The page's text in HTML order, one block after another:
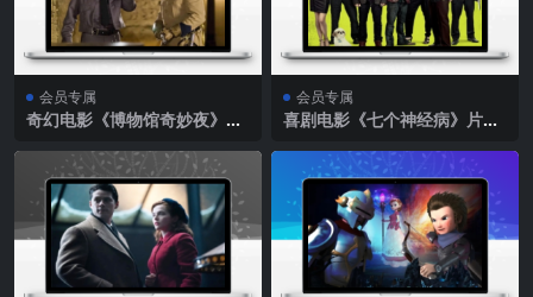
会员专属
奇幻电影《博物馆奇妙夜》片
会员专属
喜剧电影《七个神经病》片源